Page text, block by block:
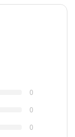
0
0
0